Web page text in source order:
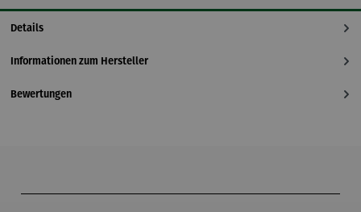
Details
Informationen zum Hersteller
Bewertungen